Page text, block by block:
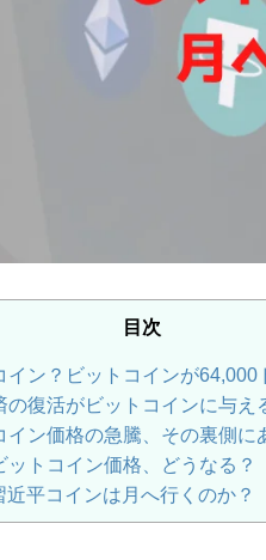
目次
イン？ビットコインが64,000
の復活がビットコインに与え
イン価格の急騰、その裏側に
ットコイン価格、どうなる？
近平コインは月へ行くのか？